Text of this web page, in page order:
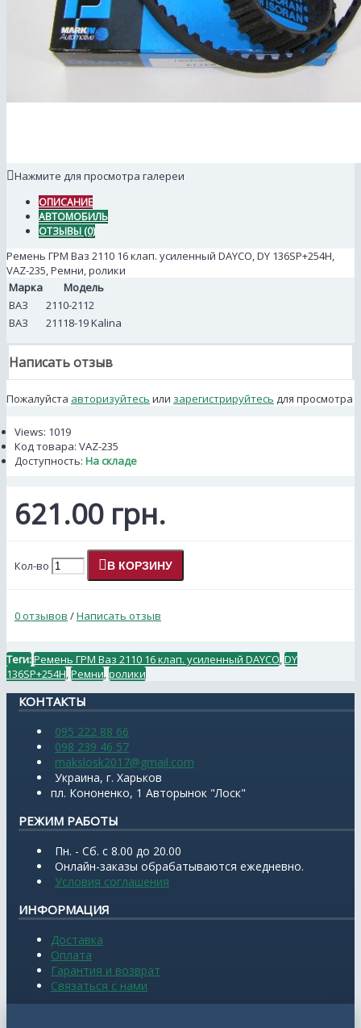
Нажмите для просмотра галереи
ОПИСАНИЕ
АВТОМОБИЛЬ
ОТЗЫВЫ (0)
Ремень ГРМ Ваз 2110 16 клап. усиленный DAYCO, DY 136SP+254H,
VAZ-235, Ремни, ролики
Марка
Модель
ВАЗ
2110-2112
ВАЗ
21118-19 Kalina
Написать отзыв
Пожалуйста авторизуйтесь или зарегистрируйтесь для просмотра
Views: 1019
Код товара: VAZ-235
Доступность: На складе
621.00 грн.
Кол-во В КОРЗИНУ
0 отзывов /Написать отзыв
Теги:Ремень ГРМ Ваз 2110 16 клап. усиленный DAYCO DY
136SP+254H Ремни ролики
КОНТАКТЫ
095 222 88 66
098 239 46 57
makslosk2017@gmail.com
Украина, г. Харьков
пл. Кононенко, 1 Авторынок "Лоск"
РЕЖИМ РАБОТЫ
Пн. - Сб. с 8.00 до 20.00
Онлайн-заказы обрабатываются ежедневно.
Условия соглашения
ИНФОРМАЦИЯ
Доставка
Оплата
Гарантия и возврат
Связаться с нами